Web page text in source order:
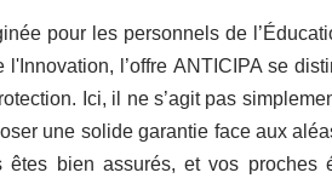
pour les personnels de
l'Innovation, l’offre ANTICIPA se
Ici, il ne s’agit pas
une solide garantie face aux
êtes bien assurés, et vos proches